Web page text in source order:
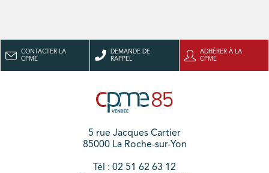
CONTACTER LA
CPME
DEMANDE DE
RAPPEL
ADHÉRER À LA
CPME
5 rue Jacques Cartier
85000 La Roche-sur-Yon
Tél : 02 51 62 63 12